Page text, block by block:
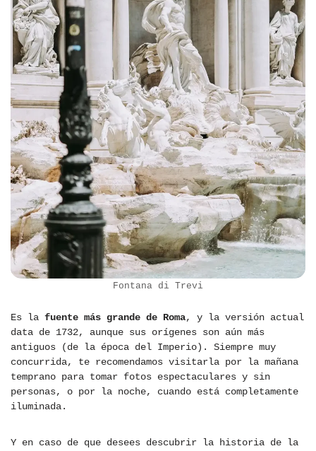
Fontana di Trevi
Es la fuente más grande de Roma, y la versión actual
data de 1732, aunque sus orígenes son aún más
antiguos (de la época del Imperio). Siempre muy
concurrida, te recomendamos visitarla por la mañana
temprano para tomar fotos espectaculares y sin
personas, o por la noche, cuando está completamente
iluminada.
Y en caso de que desees descubrir la historia de la